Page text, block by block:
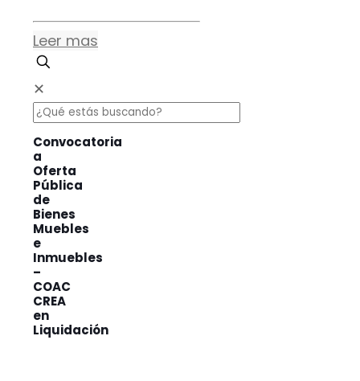
Leer mas
✕
Convocatoria
a
Oferta
Pública
de
Bienes
Muebles
e
Inmuebles
–
COAC
CREA
en
Liquidación